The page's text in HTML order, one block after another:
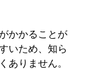
かかることが
いため、知ら
ありません。